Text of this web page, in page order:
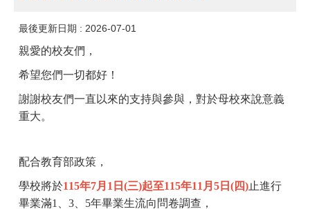
最後更新日期 : 2026-07-01
親愛的校友們，
希望您們一切都好！
謝謝校友們一直以來的支持與參與，對於母校來說意義
重大。
配合教育部政策，
學校將於115年7月1日(三)起至115年11月5日(四)止進行
畢業滿1、3、5年畢業生流向問卷調查，